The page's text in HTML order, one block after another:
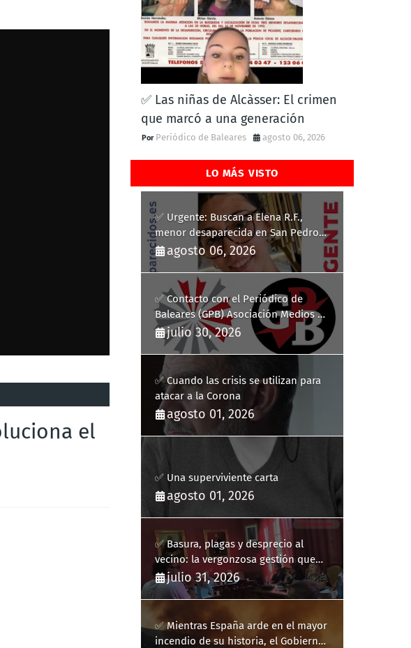
el
✅ Las niñas de Alcàsser: El crimen
que marcó a una generación
Periódico de Baleares agosto 06, 2026
LO MÁS VISTO
✅ Urgente: Buscan a Elena R.F.,
menor desaparecida en San Pedro
del Pinatar
agosto 06, 2026
✅ Contacto con el Periódico de
Baleares (GPB) Asociación Medios de
Comunicación Digitales
julio 30, 2026
✅ Cuando las crisis se utilizan para
atacar a la Corona
agosto 01, 2026
✅ Una superviviente carta
agosto 01, 2026
✅ Basura, plagas y desprecio al
vecino: la vergonzosa gestión que
ha hecho estallar a Llucmajor
julio 31, 2026
✅ Mientras España arde en el mayor
incendio de su historia, el Gobierno